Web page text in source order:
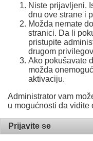
Niste prijavljeni.
dnu ove strane i
Možda nemate
stranici. Da li
pristupite
drugom
Ako pokušavate
možda
aktivaciju.
Administrator vam
u mogućnosti da vidite
Prijavite se